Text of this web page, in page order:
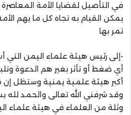
في التأصيل لقضايا الأمة المعاصرة
يمكن القيام به تجاه كل ما يهم
تمر بها
•إلى رئيس هيئة علماء اليمن
أي ضغط أو تأثر بغير هم الدعوة
أكبر هيئة علمية يمنية وستظل إن
وقد شرفني الله تعالى والحمد لله
وثلة من العلماء في هيئة علماء